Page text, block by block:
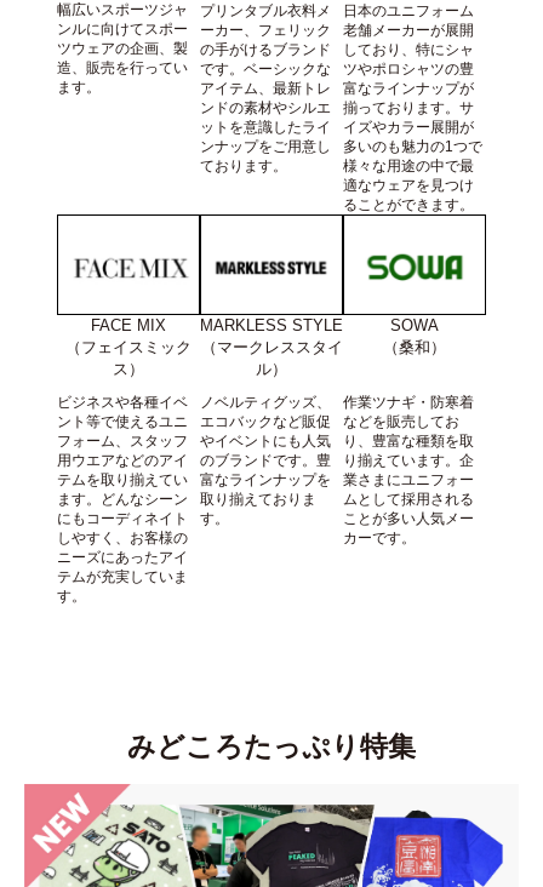
幅広いスポーツジャ
ンルに向けてスポー
ツウェアの企画、製
造、販売を行ってい
ます。
プリンタブル衣料メ
ーカー、フェリック
の手がけるブランド
です。ベーシックな
アイテム、最新トレ
ンドの素材やシルエ
ットを意識したライ
ンナップをご用意し
ております。
日本のユニフォーム
老舗メーカーが展開
しており、特にシャ
ツやポロシャツの豊
富なラインナップが
揃っております。サ
イズやカラー展開が
多いのも魅力の1つで
様々な用途の中で最
適なウェアを見つけ
ることができます。
FACE MIX
（フェイスミック
ス）
ビジネスや各種イベ
ント等で使えるユニ
フォーム、スタッフ
用ウエアなどのアイ
テムを取り揃えてい
ます。どんなシーン
にもコーディネイト
しやすく、お客様の
ニーズにあったアイ
テムが充実していま
す。
MARKLESS STYLE
（マークレススタイ
ル）
ノベルティグッズ、
エコバックなど販促
やイベントにも人気
のブランドです。豊
富なラインナップを
取り揃えておりま
す。
SOWA
（桑和）
作業ツナギ・防寒着
などを販売してお
り、豊富な種類を取
り揃えています。企
業さまにユニフォー
ムとして採用される
ことが多い人気メー
カーです。
みどころたっぷり特集